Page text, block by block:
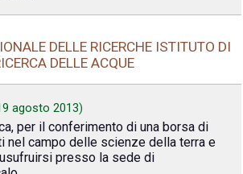
DELLE RICERCHE ISTITUTO DI
DELLE ACQUE
agosto 2013)
per il conferimento di una borsa di
nel campo delle scienze della terra e
presso la sede di